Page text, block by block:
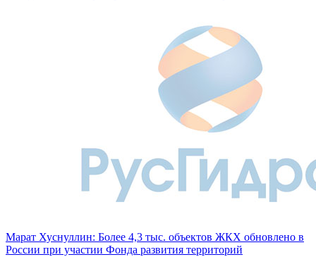
Марат Хуснуллин: Более 4,3 тыс. объектов ЖКХ обновлено в
России при участии Фонда развития территорий